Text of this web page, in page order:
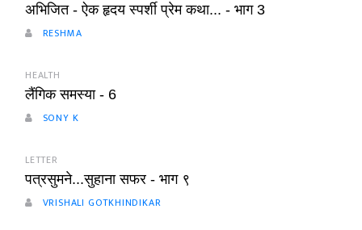
अभिजित - ऐक हृदय स्पर्शी प्रेम कथा... - भाग 3
RESHMA
HEALTH
लैंगिक समस्या - 6
SONY K
LETTER
पत्रसुमने...सुहाना सफर - भाग ९
VRISHALI GOTKHINDIKAR